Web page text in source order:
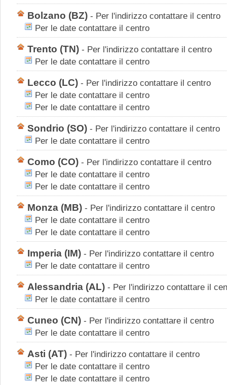
Bolzano (BZ) - Per l'indirizzo contattare il centro
Per le date contattare il centro
Trento (TN) - Per l'indirizzo contattare il centro
Per le date contattare il centro
Lecco (LC) - Per l'indirizzo contattare il centro
Per le date contattare il centro
Per le date contattare il centro
Sondrio (SO) - Per l'indirizzo contattare il centro
Per le date contattare il centro
Como (CO) - Per l'indirizzo contattare il centro
Per le date contattare il centro
Per le date contattare il centro
Monza (MB) - Per l'indirizzo contattare il centro
Per le date contattare il centro
Per le date contattare il centro
Imperia (IM) - Per l'indirizzo contattare il centro
Per le date contattare il centro
Alessandria (AL) - Per l'indirizzo contattare il
Per le date contattare il centro
Cuneo (CN) - Per l'indirizzo contattare il centro
Per le date contattare il centro
Asti (AT) - Per l'indirizzo contattare il centro
Per le date contattare il centro
Per le date contattare il centro